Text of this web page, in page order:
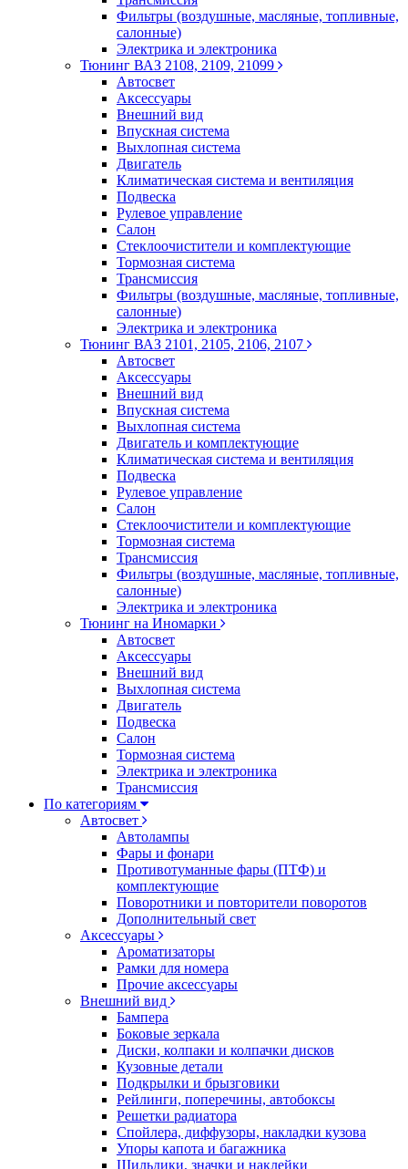
Фильтры (воздушные, масляные, топливные,
салонные)
Электрика и электроника
Тюнинг ВАЗ 2108, 2109, 21099
Автосвет
Аксессуары
Внешний вид
Впускная система
Выхлопная система
Двигатель
Климатическая система и вентиляция
Подвеска
Рулевое управление
Салон
Стеклоочистители и комплектующие
Тормозная система
Трансмиссия
Фильтры (воздушные, масляные, топливные,
салонные)
Электрика и электроника
Тюнинг ВАЗ 2101, 2105, 2106, 2107
Автосвет
Аксессуары
Внешний вид
Впускная система
Выхлопная система
Двигатель и комплектующие
Климатическая система и вентиляция
Подвеска
Рулевое управление
Салон
Стеклоочистители и комплектующие
Тормозная система
Трансмиссия
Фильтры (воздушные, масляные, топливные,
салонные)
Электрика и электроника
Тюнинг на Иномарки
Автосвет
Аксессуары
Внешний вид
Выхлопная система
Двигатель
Подвеска
Салон
Тормозная система
Электрика и электроника
Трансмиссия
По категориям
Автосвет
Автолампы
Фары и фонари
Противотуманные фары (ПТФ) и
комплектующие
Поворотники и повторители поворотов
Дополнительный свет
Аксессуары
Ароматизаторы
Рамки для номера
Прочие аксессуары
Внешний вид
Бампера
Боковые зеркала
Диски, колпаки и колпачки дисков
Кузовные детали
Подкрылки и брызговики
Рейлинги, поперечины, автобоксы
Решетки радиатора
Спойлера, диффузоры, накладки кузова
Упоры капота и багажника
Шильдики, значки и наклейки